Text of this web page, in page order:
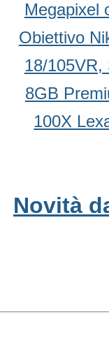
Megapixel
Obiettivo
18/105VR,
8GB
100X
Novità